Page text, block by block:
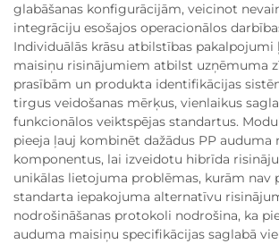
glabāšanas konfigurācijām, veicinot
integrāciju esošajos operacionālos
Individuālās krāsu atbilstības pakalpojumi
maisiņu risinājumiem atbilst uzņēmuma
prasībām un produkta identifikācijas
tirgus veidošanas mērķus, vienlaikus
funkcionālos veiktspējas standartus.
pieeja ļauj kombinēt dažādus PP auduma
komponentus, lai izveidotu hibrīda
unikālas lietojuma problēmas, kurām nav
standarta iepakojuma alternatīvu
nodrošināšanas protokoli nodrošina, ka
auduma maisiņu specifikācijas saglabā